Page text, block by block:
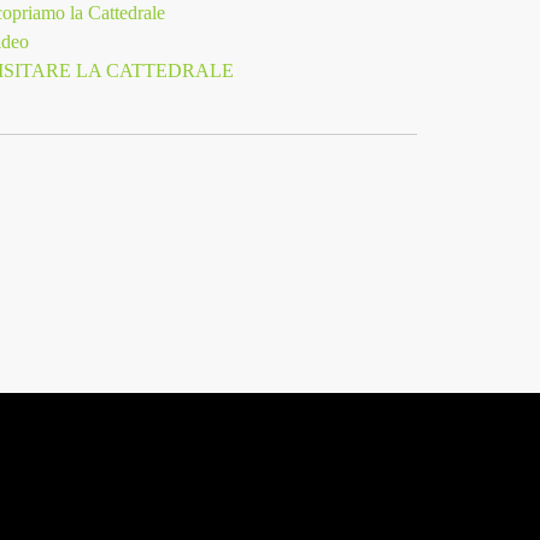
la Cattedrale
LA CATTEDRALE